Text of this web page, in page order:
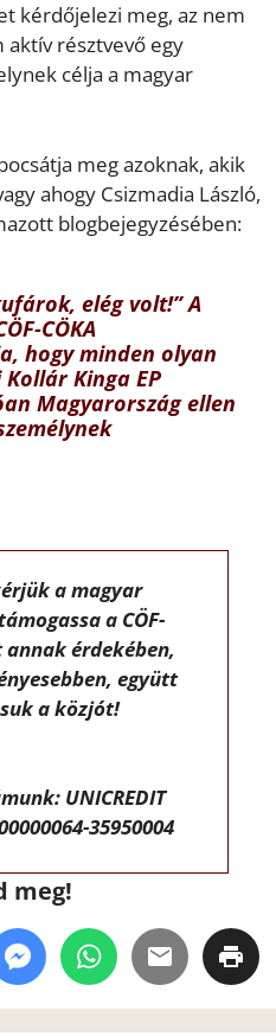
kérdőjelezi meg, az nem
aktív résztvevő egy
célja a magyar
meg azoknak, akik
ahogy Csizmadia László,
blogbejegyzésében:
elég volt!” A
CÖKA
hogy minden olyan
Kinga EP
Magyarország ellen
a magyar
a CÖF-
annak érdekében,
együtt
a közjót!
UNICREDIT
35950004
meg!